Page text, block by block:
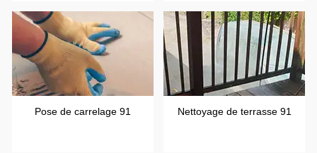
Pose de carrelage 91 Nettoyage de terrasse 91